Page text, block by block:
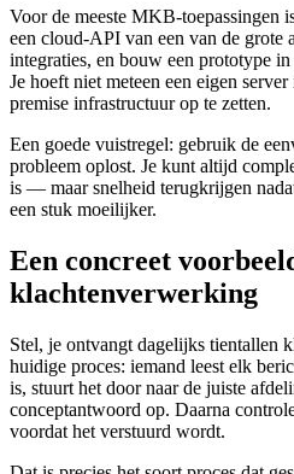
Voor de meeste MKB-toepassingen
een cloud-API van een van de grote
integraties, en bouw een prototype
Je hoeft niet meteen een eigen
premise infrastructuur op te zetten.
Een goede vuistregel: gebruik de
probleem oplost. Je kunt altijd
is — maar snelheid terugkrijgen
een stuk moeilijker.
Een concreet
klachtenverwerking
Stel, je ontvangt dagelijks tientallen
huidige proces: iemand leest elk
is, stuurt het door naar de juiste
conceptantwoord op. Daarna
voordat het verstuurd wordt.